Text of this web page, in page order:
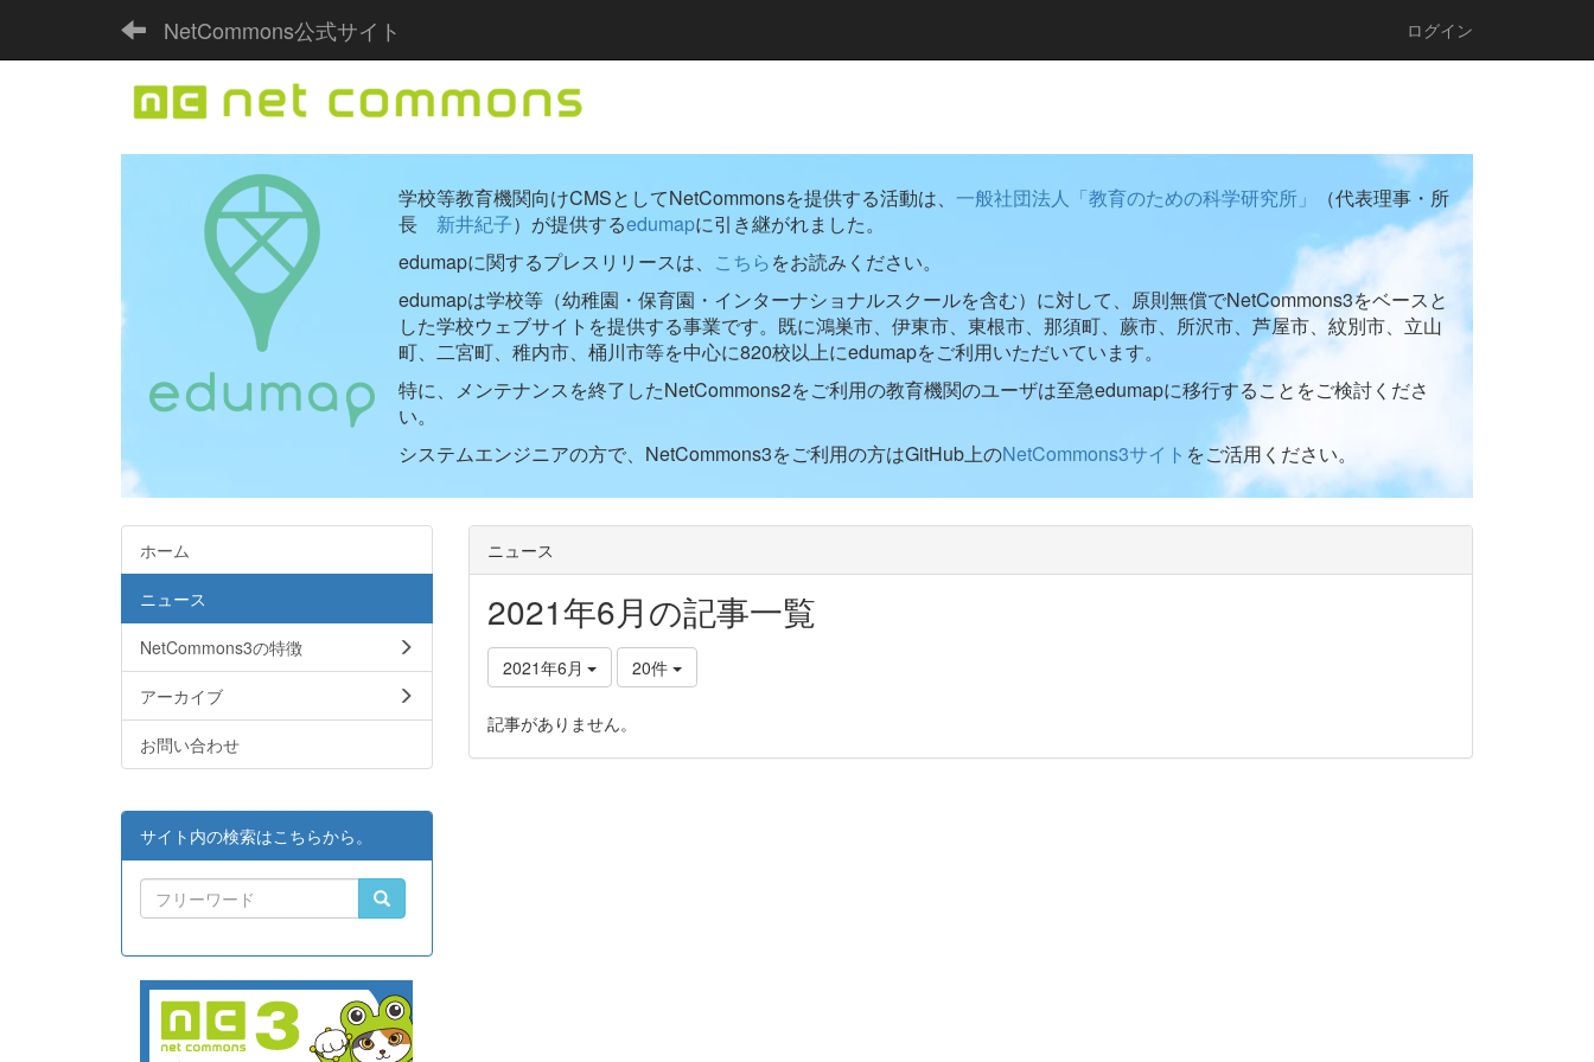
NetCommons公式サイト ログイン
学校等教育機関向けCMSとしてNetCommonsを提供する活動は、 一般社団法人「教育のための科学研究所」
（代表理事・所
長 新井紀子）が提供するedumapに引き継がれました。
edumapに関するプレスリリースは、 こちらをお読みください。
edumapは学校等（幼稚園・保育園・インターナショナルスクールを含む）に対して、原則無償でNetCommons3をベースと
した学校ウェブサイトを提供する事業です。既に鴻巣市、伊東市、東根市、那須町、蕨市、所沢市、芦屋市、紋別市、立山
町、二宮町、稚内市、桶川市等を中心に820校以上にedumapをご利用いただいています。
特に、メンテナンスを終了したNetCommons2をご利用の教育機関のユーザは至急edumapに移行することをご検討くださ
い。
システムエンジニアの方で、NetCommons3をご利用の方はGitHub上のNetCommons3サイト をご活用ください。
ニュース
2021年6月の記事一覧
2021年6月 20件
記事がありません。
ホーム
ニュース
NetCommons3の特徴
アーカイブ
お問い合わせ
サイト内の検索はこちらから。